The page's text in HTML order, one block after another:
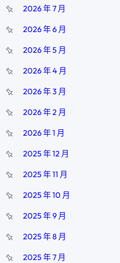
2026 年 7 月
2026 年 6 月
2026 年 5 月
2026 年 4 月
2026 年 3 月
2026 年 2 月
2026 年 1 月
2025 年 12 月
2025 年 11 月
2025 年 10 月
2025 年 9 月
2025 年 8 月
2025 年 7 月